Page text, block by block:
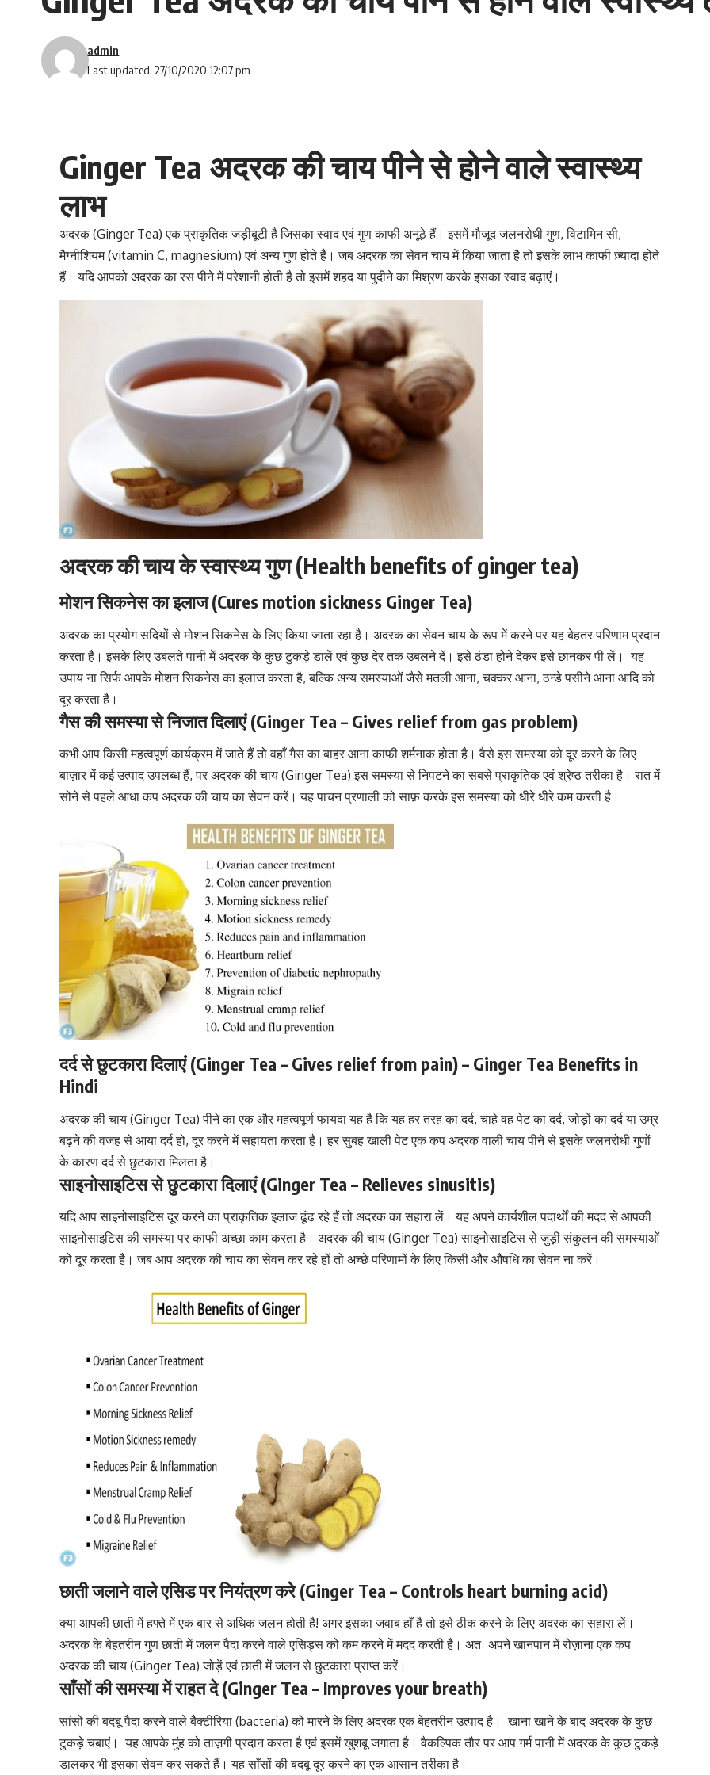
Last updated: 27/10/2020 12:07 pm
admin
Ginger Tea अदरक की चाय पीने से होने वाले स्वास्थ्य
लाभ
अदरक (Ginger Tea) एक प्राकृतिक जड़ीबूटी है जिसका स्वाद एवं गुण काफी अनूठे हैं। इसमें मौजूद जलनरोधी गुण, विटामिन सी,
मैग्नीशियम (vitamin C, magnesium) एवं अन्य गुण होते हैं। जब अदरक का सेवन चाय में किया जाता है तो इसके लाभ काफी ज़्यादा होते
हैं। यदि आपकोअदरक का रस पीने में परेशानी होती हैतो इसमें शहद या पुदीने का मिश्रण करके इसका स्वाद बढ़ाएं।
अदरक की चाय के स्वास्थ्य गुण (Health benefits of ginger tea)
मोशन सिकनेस का इलाज (Cures motion sickness Ginger Tea)
अदरक का प्रयोग सदियों सेमोशन सिकनेसके लिए किया जाता रहा है। अदरक का सेवन चाय के रूप में करने पर यह बेहतर परिणाम प्रदान
करता है। इसके लिए उबलते पानी में अदरक के कुछ टुकड़े डालें एवं कुछ देर तक उबलने दें। इसे ठंडा होने देकर इसे छानकर पी लें। यह
उपाय ना सिर्फ आपकेमोशन सिकनेसका इलाज करता है, बल्कि अन्य समस्याओं जैसे मतली आना, चक्कर आना, ठन्डे पसीने आना आदि को
दूर करता है।
गैस की समस्या से निजात दिलाएं (Ginger Tea – Gives relief from gas problem)
कभी आप किसी महत्वपूर्ण कार्यक्रम में जाते हैं तो वहाँ गैस का बाहर आना काफी शर्मनाक होता है। वैसे इस समस्या को दूर करने के लिए
बाज़ार में कई उत्पाद उपलब्ध हैं, पर अदरक की चाय (Ginger Tea) इस समस्या से निपटने का सबसे प्राकृतिक एवं श्रेष्ठ तरीका है। रात में
सोने से पहले आधा कप अदरक की चायका सेवन करें। यह पाचन प्रणाली को साफ़ करके इस समस्या को धीरे धीरे कम करती है।
दर्द से छुटकारा दिलाएं (Ginger Tea – Gives relief from pain) – Ginger Tea Benefits in
Hindi
अदरक की चाय (Ginger Tea) पीने का एक और महत्वपूर्ण फायदा यह है कि यह हर तरह का दर्द, चाहे वहपेट का दर्द,जोड़ों का दर्दया उम्र
बढ़ने की वजह से आया दर्द हो, दूर करने में सहायता करता है। हर सुबह खाली पेटएक कप अदरक वाली चाय पीने सेइसके जलनरोधी गुणों
के कारण दर्द से छुटकारा मिलता है।
साइनोसाइटिस से छुटकारा दिलाएं (Ginger Tea – Relieves sinusitis)
यदि आपसाइनोसाइटिसदूर करने का प्राकृतिक इलाज ढूंढ रहे हैं तो अदरक का सहारा लें। यह अपने कार्यशील पदार्थों की मदद से आपकी
साइनोसाइटिसकी समस्या पर काफी अच्छा काम करता है। अदरक की चाय (Ginger Tea) साइनोसाइटिस से जुड़ी संकुलन की समस्याओं
को दूर करता है। जब आप अदरक की चाय का सेवन कर रहे हों तो अच्छे परिणामों के लिए किसी और औषधि का सेवन ना करें।
छाती जलाने वाले एसिड पर नियंत्रण करे (Ginger Tea – Controls heart burning acid)
क्या आपकी छाती में हफ्ते में एक बार से अधिक जलन होती है! अगर इसका जवाब हाँ है तो इसे ठीक करने के लिए अदरक का सहारा लें।
अदरक के बेहतरीन गुणछाती में जलनपैदा करने वाले एसिड्स को कम करने में मदद करती है। अतः अपने खानपान में रोज़ाना एक कप
अदरक की चाय (Ginger Tea) जोड़ें एवंछाती में जलन से छुटकारा प्राप्त करें ।
साँसों की समस्या में राहत दे (Ginger Tea – Improves your breath)
सांसों की बदबूपैदा करने वालेबैक्टीरिया (bacteria) को मारने के लिए अदरक एक बेहतरीन उत्पाद है। खाना खाने के बाद अदरक के कुछ
टुकड़े चबाएं। यह आपकेमुंह को ताज़गी प्रदान करता हैएवं इसमें खुशबू जगाता है। वैकल्पिक तौर पर आप गर्म पानी में अदरक के कुछ टुकड़े
डालकर भी इसका सेवन कर सकते हैं। यह साँसों की बदबू दूर करने का एक आसान तरीका है।